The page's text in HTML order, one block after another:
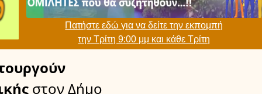
Πατήστε εδώ για να δείτε την εκπομπή
την Τρίτη 9:00 μμ και κάθε Τρίτη
στον Δήμο